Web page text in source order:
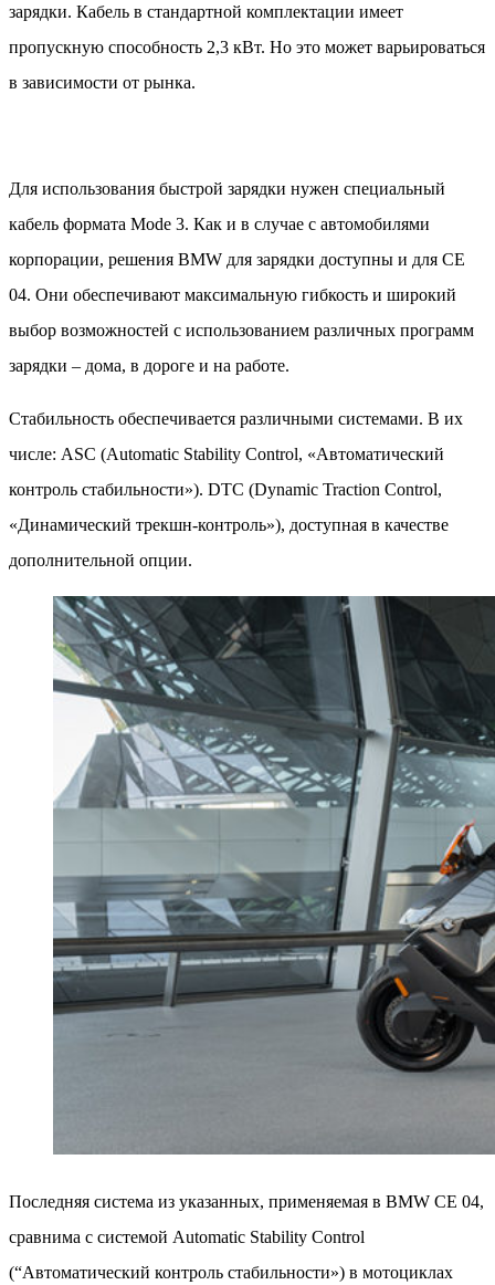
зарядки. Кабель в стандартной комплектации имеет
пропускную способность 2,3 кВт. Но это может варьироваться
в зависимости от рынка.
Для использования быстрой зарядки нужен специальный
кабель формата Mode 3. Как и в случае с автомобилями
корпорации, решения BMW для зарядки доступны и для CE
04. Они обеспечивают максимальную гибкость и широкий
выбор возможностей с использованием различных программ
зарядки – дома, в дороге и на работе.
Стабильность обеспечивается различными системами. В их
числе: ASC (Automatic Stability Control, «Автоматический
контроль стабильности»). DTC (Dynamic Traction Control,
«Динамический трекшн-контроль»), доступная в качестве
дополнительной опции.
Последняя система из указанных, применяемая в BMW CE 04,
сравнима с системой Automatic Stability Control
(“Автоматический контроль стабильности») в мотоциклах